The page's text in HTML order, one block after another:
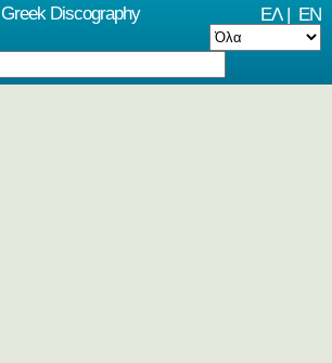
ΕΛ| EN
Greek Discography